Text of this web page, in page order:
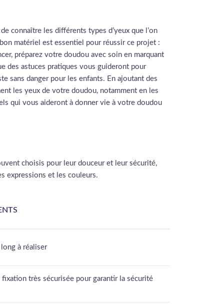
connaître les différents types d’yeux que l’on
matériel est essentiel pour réussir ce projet :
préparez votre doudou avec soin en marquant
des astuces pratiques vous guideront pour
sans danger pour les enfants. En ajoutant des
les yeux de votre doudou, notamment en les
qui vous aideront à donner vie à votre doudou
choisis pour leur douceur et leur sécurité,
expressions et les couleurs.
à réaliser
fixation très sécurisée pour garantir la sécurité